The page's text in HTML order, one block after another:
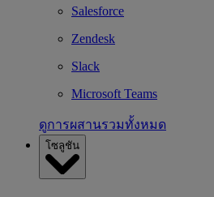
Salesforce
Zendesk
Slack
Microsoft Teams
ดูการผสานรวมทั้งหมด
โซลูชัน